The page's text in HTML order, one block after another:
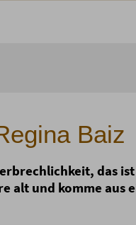
Baiz
das
alt und komme aus